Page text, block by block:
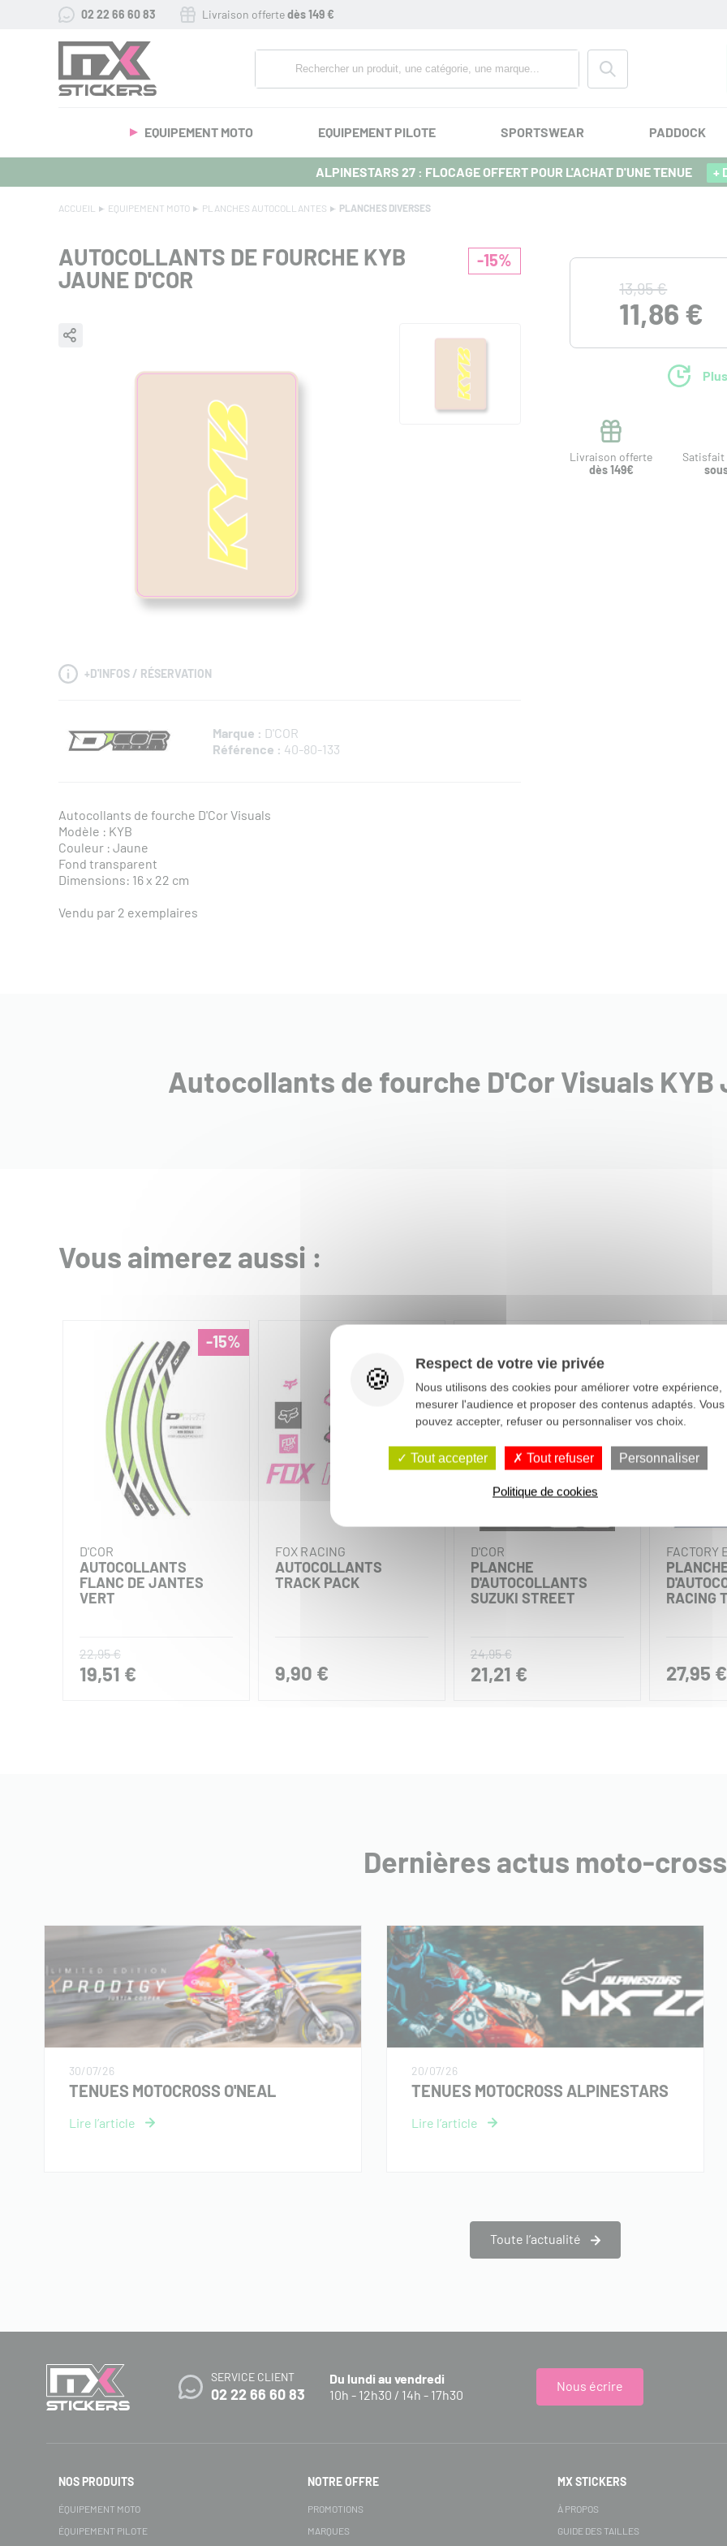
02 22 66 60 83 Livraison offertedès 149 €
EQUIPEMENT MOTO EQUIPEMENT PILOTE SPORTSWEAR PADDOCK
ALPINESTARS 27 : FLOCAGE OFFERT POUR L'ACHAT D'UNE TENUE +
ACCUEIL EQUIPEMENT MOTO PLANCHES AUTOCOLLANTES PLANCHES DIVERSES
-15%
AUTOCOLLANTS DE FOURCHE KYB
JAUNE D'COR
+D'INFOS / RÉSERVATION
Marque : D'COR
Référence : 40-80-133
Autocollants de fourche D'Cor Visuals
Modèle : KYB
Couleur : Jaune
Fond transparent
Dimensions: 16 x 22 cm
Vendu par 2 exemplaires
13,95 €
11,86 €
Livraison offerte
dès 149€
Satisfait
Autocollants de fourche D'Cor Visuals KYB
Vous aimerez aussi :
-15%
D'COR
AUTOCOLLANTS
FLANC DE JANTES
VERT
22,95 €
19,51 €
FOX RACING
AUTOCOLLANTS
TRACK PACK
9,90 €
D'COR
PLANCHE
D'AUTOCOLLANTS
SUZUKI STREET
24,95 €
21,21 €
FACTORY
RACING
27,95 €
Dernières actus moto-cross
30/07/26
TENUES MOTOCROSS O'NEAL
20/07/26
TENUES MOTOCROSS ALPINESTARS
Toute l’actualité
SERVICE CLIENT
02 22 66 60 83
Du lundi au vendredi
10h - 12h30 / 14h - 17h30
Nous écrire
NOS PRODUITS
ÉQUIPEMENT MOTO
ÉQUIPEMENT PILOTE
NOTRE OFFRE
PROMOTIONS
MARQUES
MX STICKERS
À PROPOS
GUIDE DES TAILLES
Respect de votre vie privée
Nous utilisons des cookies pour améliorer votre expérience,
mesurer l'audience et proposer des contenus adaptés. Vous
pouvez accepter, refuser ou personnaliser vos choix.
Tout accepter Tout refuser Personnaliser
Politique de cookies